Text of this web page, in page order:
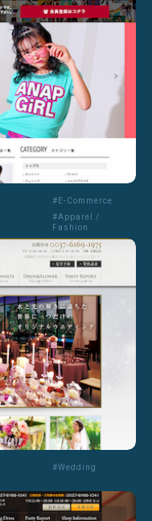
#E-Commerce
#Apparel /
Fashion
#Wedding